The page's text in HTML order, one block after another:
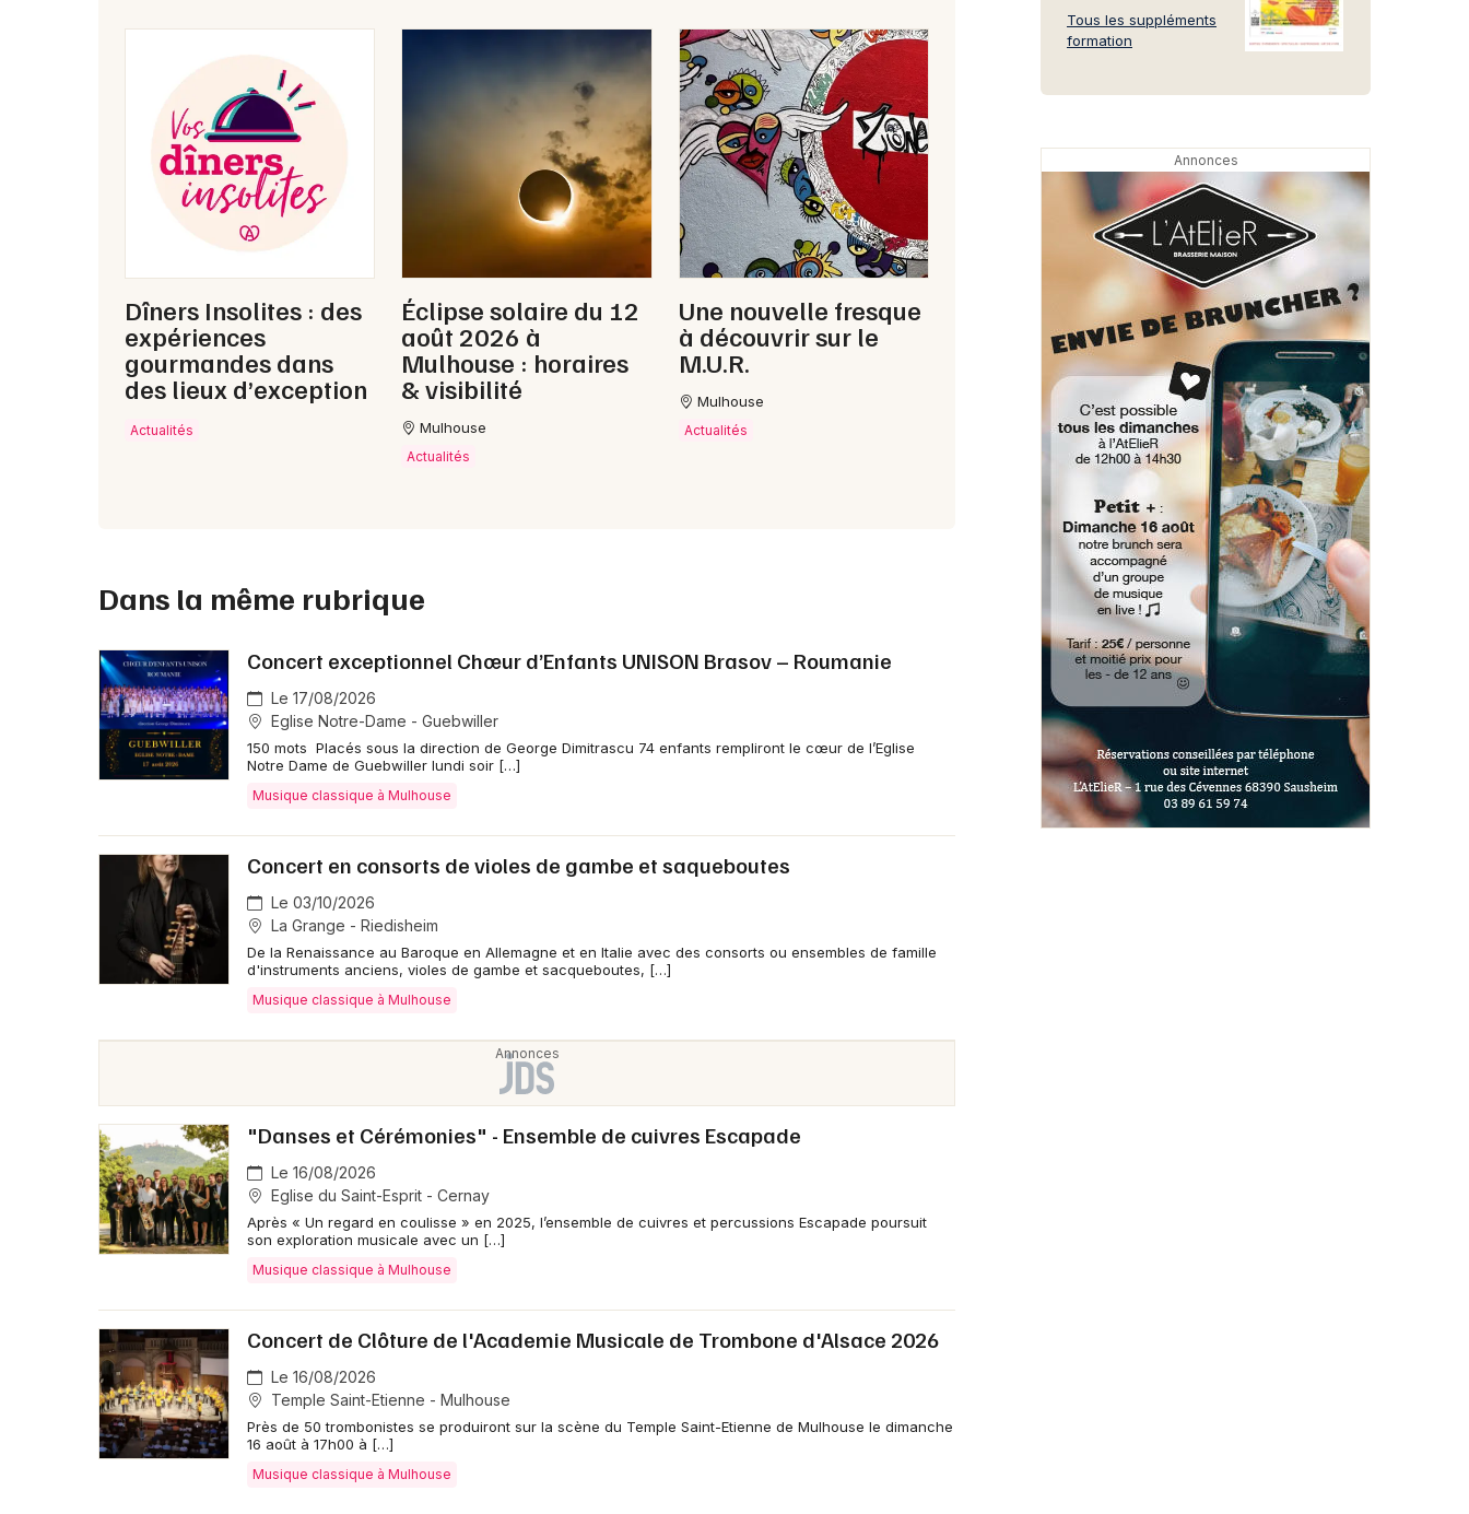
Dîners Insolites : des
expériences
gourmandes dans
des lieux d’exception
Actualités
Éclipse solaire du 12
août 2026 à
Mulhouse : horaires
& visibilité
Mulhouse
Actualités
Une nouvelle fresque
à découvrir sur le
M.U.R.
Mulhouse
Actualités
Dans la même rubrique
Concert exceptionnel Chœur d’Enfants UNISON Brasov – Roumanie
Le 17/08/2026
Eglise Notre-Dame - Guebwiller
150 mots Placés sous la direction de George Dimitrascu 74 enfants rempliront le cœur de l’Eglise
Notre Dame de Guebwiller lundi soir […]
Musique classique à Mulhouse
Concert en consorts de violes de gambe et saqueboutes
Le 03/10/2026
La Grange - Riedisheim
De la Renaissance au Baroque en Allemagne et en Italie avec des consorts ou ensembles de famille
d'instruments anciens, violes de gambe et sacqueboutes, […]
Musique classique à Mulhouse
"Danses et Cérémonies" - Ensemble de cuivres Escapade
Le 16/08/2026
Eglise du Saint-Esprit - Cernay
Après « Un regard en coulisse » en 2025, l’ensemble de cuivres et percussions Escapade poursuit
son exploration musicale avec un […]
Musique classique à Mulhouse
Concert de Clôture de l'Academie Musicale de Trombone d'Alsace 2026
Le 16/08/2026
Temple Saint-Etienne - Mulhouse
Près de 50 trombonistes se produiront sur la scène du Temple Saint-Etienne de Mulhouse le dimanche
16 août à 17h00 à […]
Musique classique à Mulhouse
Tous les suppléments
formation